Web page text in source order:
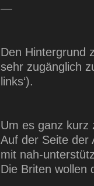
—
Den Hintergrund
sehr zugänglich
links‘).
Um es ganz kurz
Auf der Seite der
mit nah-
Die Briten wollen